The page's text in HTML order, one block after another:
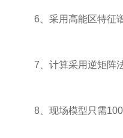
6、采用高能区特征谱
7、计算采用逆矩阵法
8、现场模型只需1000